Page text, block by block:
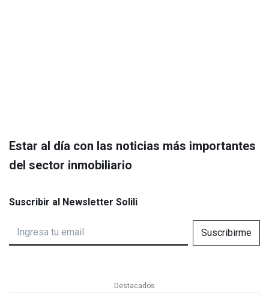
Estar al día con las noticias más importantes
del sector inmobiliario
Suscribir al Newsletter Solili
Suscribirme
Destacados